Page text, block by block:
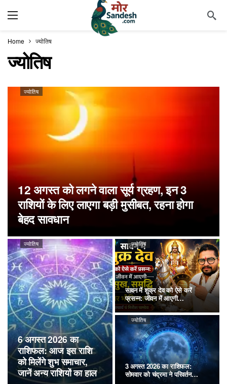
Home ज्योतिष
ज्योतिष
ज्योतिष
12 अगस्त को लगने वाला सूर्य ग्रहण, इन 3
राशियों के लिए लाएगा बड़ी मुसीबत, रहना होगा
बेहद सावधान
ज्योतिष
6 अगस्त 2026 का
राशिफल: आज इस राशि
को मिलेंगे शुभ समाचार,
जानें अन्य राशियों का हाल
ज्योतिष
सावन में शुक्र देव को ऐसे करें
प्रसन्न: जीवन में आएगी…
ज्योतिष
3 अगस्त 2026 का राशिफल:
सोमवार को चंद्रमा ने परिवर्तन…